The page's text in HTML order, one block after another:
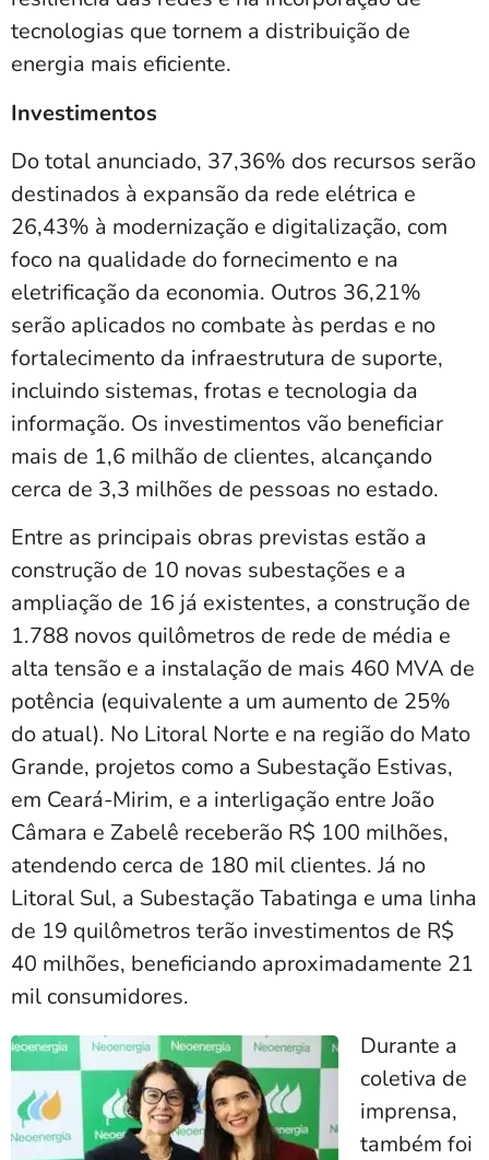
tecnologias que tornem a distribuição de
energia mais eficiente.
Investimentos
Do total anunciado, 37,36% dos recursos serão
destinados à expansão da rede elétrica e
26,43% à modernização e digitalização, com
foco na qualidade do fornecimento e na
eletrificação da economia. Outros 36,21%
serão aplicados no combate às perdas e no
fortalecimento da infraestrutura de suporte,
incluindo sistemas, frotas e tecnologia da
informação. Os investimentos vão beneficiar
mais de 1,6 milhão de clientes, alcançando
cerca de 3,3 milhões de pessoas no estado.
Entre as principais obras previstas estão a
construção de 10 novas subestações e a
ampliação de 16 já existentes, a construção de
1.788 novos quilômetros de rede de média e
alta tensão e a instalação de mais 460 MVA de
potência (equivalente a um aumento de 25%
do atual). No Litoral Norte e na região do Mato
Grande, projetos como a Subestação Estivas,
em Ceará-Mirim, e a interligação entre João
Câmara e Zabelê receberão R$ 100 milhões,
atendendo cerca de 180 mil clientes. Já no
Litoral Sul, a Subestação Tabatinga e uma linha
de 19 quilômetros terão investimentos de R$
40 milhões, beneficiando aproximadamente 21
mil consumidores.
Durante a
coletiva de
imprensa,
também foi